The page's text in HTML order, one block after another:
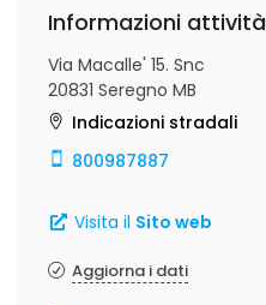
Informazioni attività
Via Macalle' 15. Snc
20831 Seregno MB
Indicazioni stradali
800987887
Visita il Sito web
Aggiorna i dati